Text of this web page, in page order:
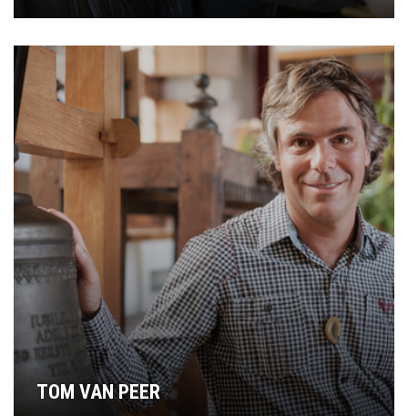
TOM VAN PEER